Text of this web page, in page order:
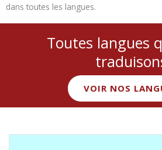
dans toutes les langues.
Toutes langues
VOIR NOS